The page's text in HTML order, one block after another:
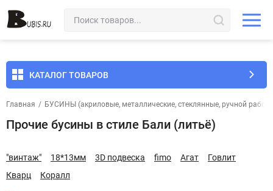
КАТАЛОГ ТОВАРОВ
Главная / БУСИНЫ (акриловые, металлические, стеклянные, ручной
Прочие бусины в стиле Бали (литьё)
"винтаж" 18*13мм 3D подвеска fimo Агат
Говлит
Кварц
Коралл